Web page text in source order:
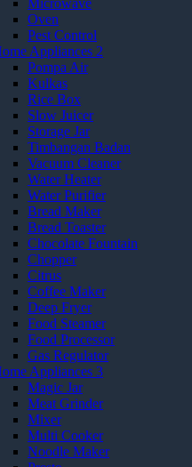
Microwave
Oven
Pest Control
Appliances 2
Pompa Air
Kulkas
Rice Box
Slow Juicer
Storage Jar
Timbangan Badan
Vacuum Cleaner
Water Heater
Water Purifier
Bread Maker
Bread Toaster
Chocolate Fountain
Chopper
Citrus
Coffee Maker
Deep Fryer
Food Steamer
Food Processor
Gas Regulator
Appliances 3
Magic Jar
Meat Grinder
Mixer
Multi Cooker
Noodle Maker